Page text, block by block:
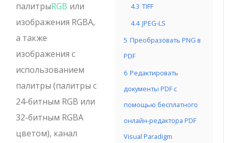
4.3 TIFF
4.4 JPEG-LS
5 Преобразовать PNG в
PDF
6 Редактировать
документы PDF с
помощью бесплатного
онлайн-редактора PDF
Visual Paradigm
палитрыRGB или
изображения RGBA,
а также
изображения с
использованием
палитры (палитры с
24-битным RGB или
32-битным RGBA
цветом), канал